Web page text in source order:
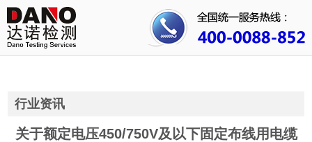
首页
关于我们
公司动态
行业资讯
关于额定电压450/750V及以下固定布线用电缆